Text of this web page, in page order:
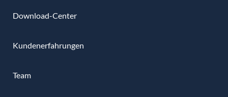
Download-Center
Kundenerfahrungen
Team